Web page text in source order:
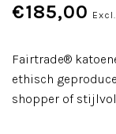
€185,00
Fairtrade®
ethisch
shopper of